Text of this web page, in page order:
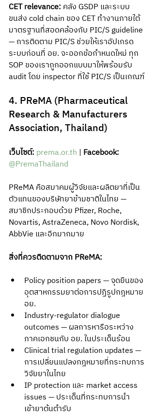
CET relevance: คลัง GSDP และระบบ
ขนส่ง cold chain ของ CET ทำงานภายใต้
มาตรฐานที่สอดคล้องกับ PIC/S guideline
— การติดตาม PIC/S ช่วยให้เราอัปเกรด
ระบบก่อนที่ อย. จะออกข้อกำหนดใหม่ ทุก
SOP ของเราถูกออกแบบมาให้พร้อมรับ
audit โดย inspector ที่ใช้ PIC/S เป็นเกณฑ์
4. PReMA (Pharmaceutical
Research & Manufacturers
Association, Thailand)
เว็บไซต์: prema.or.th | Facebook:
@PremaThailand
PReMA คือสมาคมผู้วิจัยและผลิตยาที่เป็น
ตัวแทนของบริษัทยาข้ามชาติในไทย —
สมาชิกประกอบด้วย Pfizer, Roche,
Novartis, AstraZeneca, Novo Nordisk,
AbbVie และอีกมากมาย
สิ่งที่ควรติดตามจาก PReMA:
Policy position papers — จุดยืนของ
อุตสาหกรรมยาต่อการปฏิรูปกฎหมาย
อย.
Industry-regulator dialogue
outcomes — ผลการหารือระหว่าง
ภาคเอกชนกับ อย. ในประเด็นร้อน
Clinical trial regulation updates —
การเปลี่ยนแปลงกฎหมายที่กระทบการ
วิจัยยาในไทย
IP protection และ market access
issues — ประเด็นที่กระทบการนำ
เข้ายาต้นตำรับ